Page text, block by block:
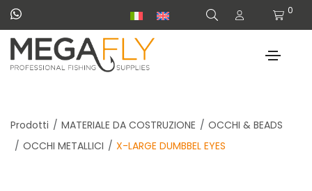
0
Prodotti MATERIALE DA COSTRUZIONE
OCCHI & BEADS
OCCHI METALLICI
X-LARGE DUMBBEL EYES